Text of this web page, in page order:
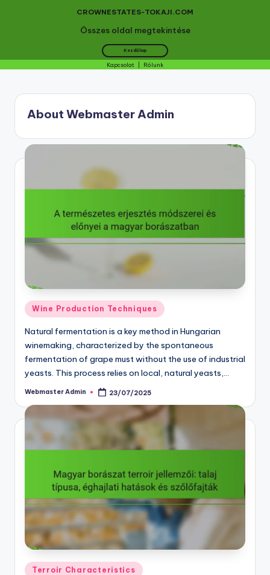
Összes oldal megtekintése
CROWNESTATES-TOKAJI.COM
Kezdőlap
Kapcsolat Rólunk
About Webmaster Admin
Posted
in
Wine Production Techniques
Natural fermentation is a key method in Hungarian
winemaking, characterized by the spontaneous
fermentation of grape must without the use of industrial
yeasts. This process relies on local, natural yeasts,…
Posted
Webmaster Admin 23/07/2025
Posted
Terroir Characteristics